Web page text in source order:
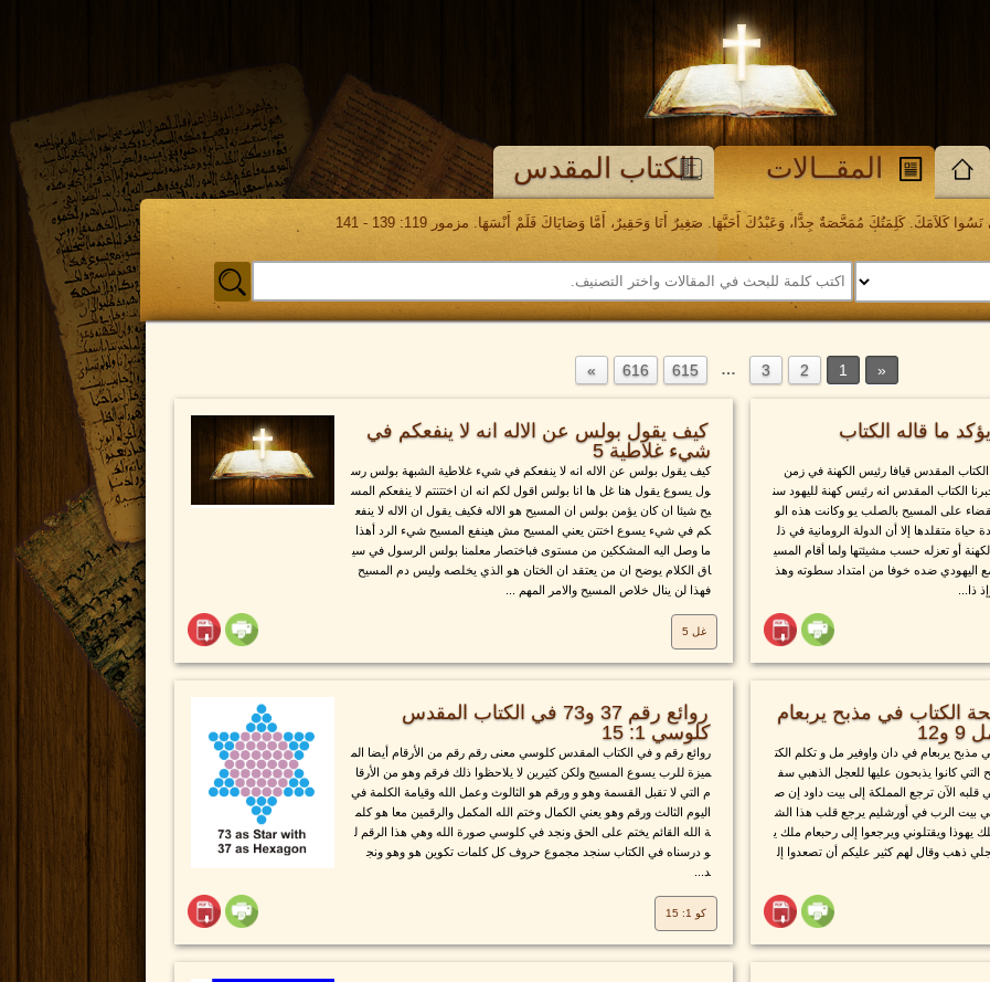
المقــالات الكتاب المقدس
كَلاَمَكَ. كَلِمَتُكَ مُمَحَّصَةٌ جِدًّا، وَعَبْدُكَ أَحَبَّهَا. صَغِيرٌ أَنَا وَحَقِيرٌ، أَمَّا وَصَايَاكَ فَلَمْ أَنْسَهَا. مزمور 119: 139 - 141
1
2
3
…
615
616
ما قاله الكتاب
الكتاب المقدس قيافا رئيس الكهنة في زمن
الكتاب المقدس انه رئيس كهنة لليهود سن
على المسيح بالصلب يو وكانت هذه الو
متقلدها إلا أن الدولة الرومانية في ذل
أو تعزله حسب مشيئتها ولما أقام المسي
اليهودي ضده خوفا من امتداد سطوته وهذ
ذا...
كيف يقول بولس عن الاله انه لا ينفعكم في
شيء غلاطية 5
كيف يقول بولس عن الاله انه لا ينفعكم في شيء غلاطية الشبهة بولس رس
ول يسوع يقول هنا غل ها انا بولس اقول لكم انه ان اختتنتم لا ينفعكم المس
يح شيئا ان كان يؤمن بولس ان المسيح هو الاله فكيف يقول ان الاله لا ينفع
كم في شيء يسوع اختتن يعني المسيح مش هينفع المسيح شيء الرد أهذا
ما وصل اليه المشككين من مستوى فباختصار معلمنا بولس الرسول في سي
اق الكلام يوضح ان من يعتقد ان الختان هو الذي يخلصه وليس دم المسيح
فهذا لن ينال خلاص المسيح والامر المهم ...
غل 5
الكتاب في مذبح يربعام
مذبح يربعام في دان واوفير مل و تكلم الكت
كانوا يذبحون عليها للعجل الذهبي سف
قلبه الآن ترجع المملكة إلى بيت داود إن ص
بيت الرب في أورشليم يرجع قلب هذا الش
ويقتلوني ويرجعوا إلى رحبعام ملك ي
ذهب وقال لهم كثير عليكم أن تصعدوا إل
روائع رقم 37 و73 في الكتاب المقدس
كلوسي 1: 15
روائع رقم و في الكتاب المقدس كلوسي معنى رقم رقم من الأرقام أيضا الم
ميزة للرب يسوع المسيح ولكن كثيرين لا يلاحظوا ذلك فرقم وهو من الأرقا
م التي لا تقبل القسمة وهو و ورقم هو الثالوث وعمل الله وقيامة الكلمة في
اليوم الثالث ورقم وهو يعني الكمال وختم الله المكمل والرقمين معا هو كلم
ة الله القائم يختم على الحق ونجد في كلوسي صورة الله وهي هذا الرقم ل
و درسناه في الكتاب سنجد مجموع حروف كل كلمات تكوين هو وهو ونج
د...
كو 1: 15